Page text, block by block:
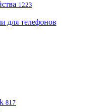
1223
для телефонов
817